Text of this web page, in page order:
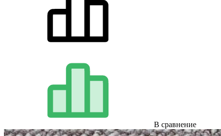
В сравнение